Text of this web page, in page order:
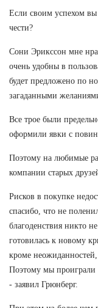
Если своим успехом
чести?
Сони Эрикссон мне
очень удобны в
будет предложено по
загаданными
Все трое были
оформили явки с
Поэтому на любимые
компании старых
Рисков в покупке
спасибо, что не
благоденствия никто
готовилась к новому
кроме
Поэтому мы проиграли
- заявил Грюнберг.